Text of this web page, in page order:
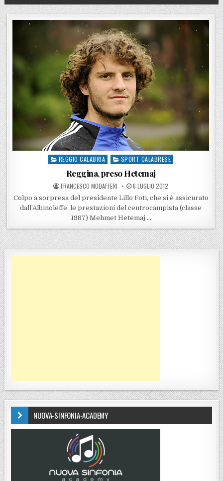
Posted in
REGGIO CALABRIA SPORT CALABRESE
Reggina, preso Hetemaj
POSTED BY
FRANCESCO MODAFFERI POSTED ON
6 LUGLIO 2012
Colpo a sorpresa del presidente Lillo Foti, che si è assicurato
dall’Albinoleffe, le prestazioni del centrocampista (classe
1987) Mehmet Hetemaj….
NUOVA-SINFONIA-ACADEMY